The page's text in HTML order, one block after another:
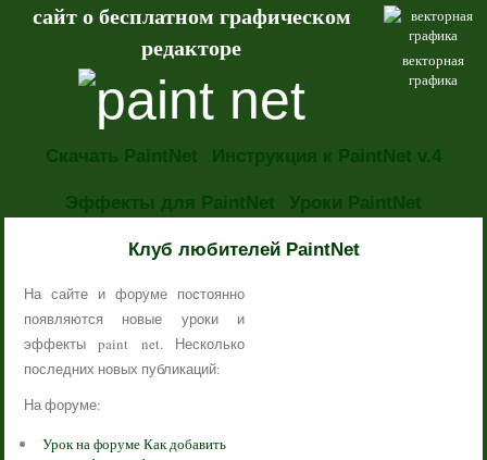
векторная
графика
сайт о бесплатном графическом
редакторе
Скачать PaintNet Инструкция к PaintNet v.4
Эффекты для PaintNet Уроки PaintNet
Клуб любителей PaintNet
На сайте и форуме постоянно
появляются новые уроки и
эффекты paint net. Несколько
последних новых публикаций:
На форуме:
Урок на форуме Как добавить